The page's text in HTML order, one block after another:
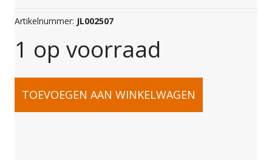
Artikelnummer: JL002507
1 op voorraad
S-
TOEVOEGEN AAN WINKELWAGEN